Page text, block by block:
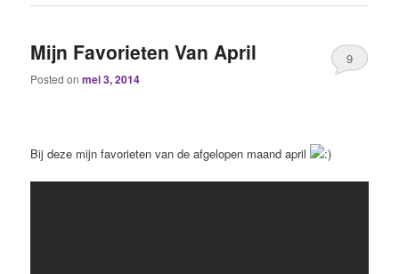
Mijn Favorieten Van April
Posted onmei 3, 2014
9
Bij deze mijn favorieten van de afgelopen maand april